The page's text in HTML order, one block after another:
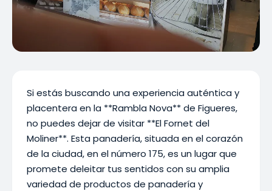
Si estás buscando una experiencia auténtica y
placentera en la **Rambla Nova** de Figueres,
no puedes dejar de visitar **El Fornet del
Moliner**. Esta panadería, situada en el corazón
de la ciudad, en el número 175, es un lugar que
promete deleitar tus sentidos con su amplia
variedad de productos de panadería y